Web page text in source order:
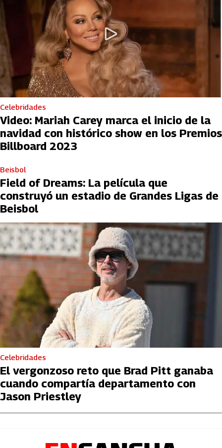
Celebridades
Video: Mariah Carey marca el inicio de la
navidad con histórico show en los Premios
Billboard 2023
Beisbol
Field of Dreams: La película que
construyó un estadio de Grandes Ligas de
Beisbol
Celebridades
El vergonzoso reto que Brad Pitt ganaba
cuando compartía departamento con
Jason Priestley